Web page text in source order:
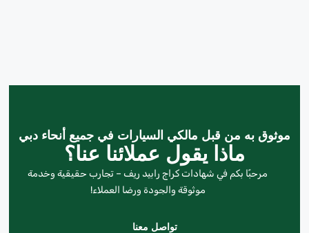
موثوق به من قبل مالكي السيارات في جميع أنحاء دبي
ماذا يقول عملائنا عنا؟
مرحبًا بكم في شهادات كراج رابيد ريف – تجارب حقيقية وخدمة
موثوقة والجودة ورضا العملاء!
تواصل معنا